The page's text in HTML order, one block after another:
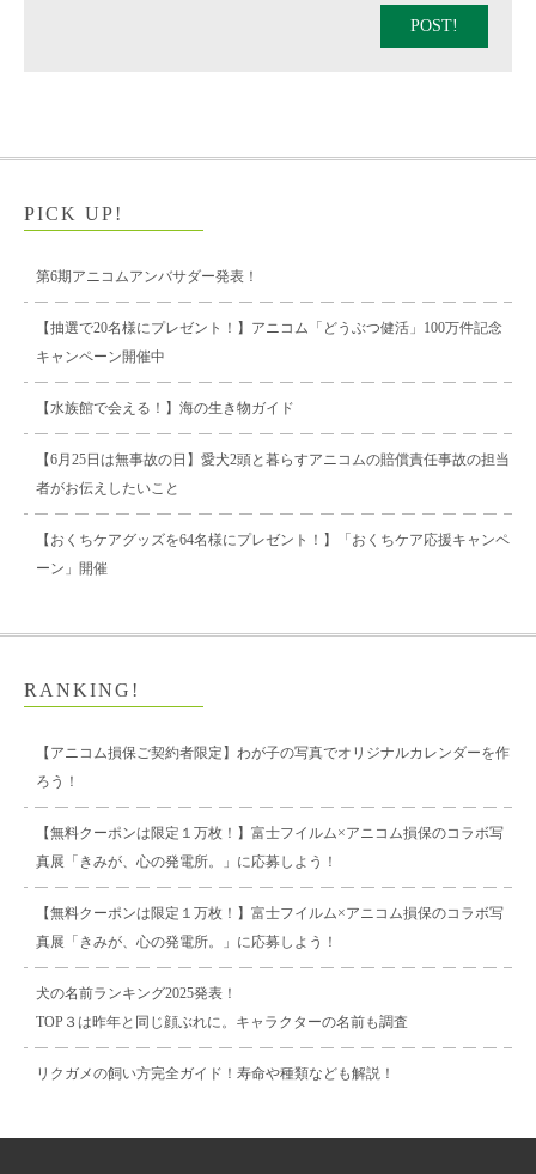
POST!
PICK UP!
第6期アニコムアンバサダー発表！
【抽選で20名様にプレゼント！】アニコム「どうぶつ健活」100万件記念
キャンペーン開催中
【水族館で会える！】海の生き物ガイド
【6月25日は無事故の日】愛犬2頭と暮らすアニコムの賠償責任事故の担当
者がお伝えしたいこと
【おくちケアグッズを64名様にプレゼント！】「おくちケア応援キャンペ
ーン」開催
RANKING!
【アニコム損保ご契約者限定】わが子の写真でオリジナルカレンダーを作
ろう！
【無料クーポンは限定１万枚！】富士フイルム×アニコム損保のコラボ写
真展「きみが、心の発電所。」に応募しよう！
【無料クーポンは限定１万枚！】富士フイルム×アニコム損保のコラボ写
真展「きみが、心の発電所。」に応募しよう！
犬の名前ランキング2025発表！
TOP３は昨年と同じ顔ぶれに。キャラクターの名前も調査
リクガメの飼い方完全ガイド！寿命や種類なども解説！